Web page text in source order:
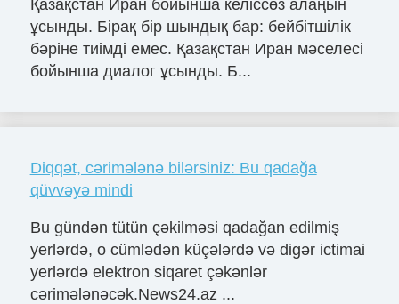
Қазақстан Иран бойынша келіссөз алаңын
ұсынды. Бірақ бір шындық бар: бейбітшілік
бәріне тиімді емес. Қазақстан Иран мәселесі
бойынша диалог ұсынды. Б...
Diqqət, cərimələnə bilərsiniz: Bu qadağa
qüvvəyə mindi
Bu gündən tütün çəkilməsi qadağan edilmiş
yerlərdə, o cümlədən küçələrdə və digər ictimai
yerlərdə elektron siqaret çəkənlər
cərimələnəcək.News24.az ...